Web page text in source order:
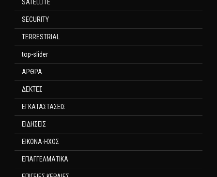
SATELLITE
SECURITY
TERRESTRIAL
top-slider
ΑΡΘΡΑ
ΔΕΚΤΕΣ
ΕΓΚΑΤΑΣΤΑΣΕΙΣ
ΕΙΔΗΣΕΙΣ
ΕΙΚΟΝΑ-ΗΧΟΣ
ΕΠΑΓΓΕΛΜΑΤΙΚΑ